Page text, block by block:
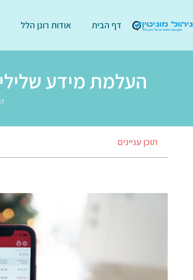
דף הבית אודות רונן הלל
העלמת מידע
תוכן עניינים